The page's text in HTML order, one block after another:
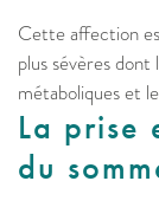
Cette affection
plus sévères
métaboliques et
La prise
du